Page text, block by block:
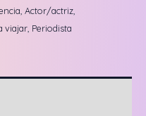
, Actor/actriz,
viajar, Periodista